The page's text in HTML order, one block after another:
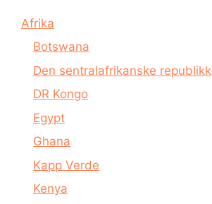
Afrika
Botswana
Den sentralafrikanske republikk
DR Kongo
Egypt
Ghana
Kapp Verde
Kenya